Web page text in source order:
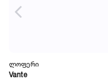
Ლოფერი
Vante